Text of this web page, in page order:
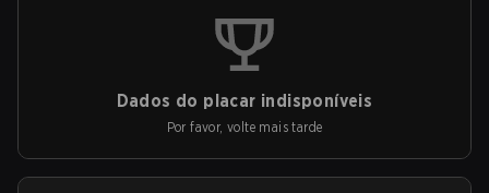
Dados do placar indisponíveis
Por favor, volte mais tarde